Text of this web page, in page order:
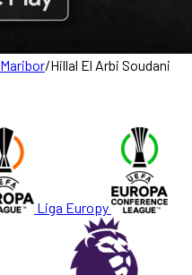
Maribor/Hillal El Arbi Soudani
Liga Europy